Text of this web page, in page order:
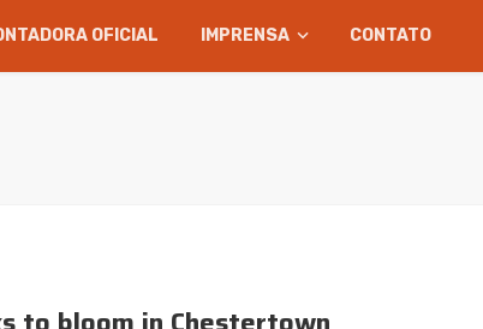
OFICIAL IMPRENSA CONTATO